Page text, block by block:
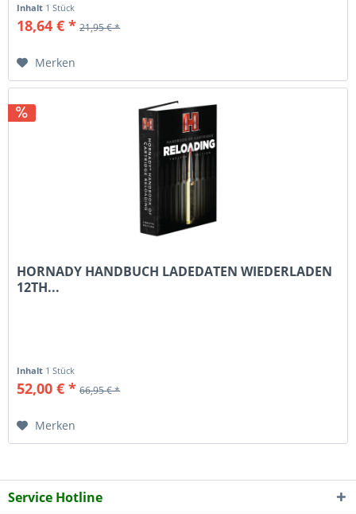
Inhalt 1 Stück
18,64 € * 21,95 € *
Merken
HORNADY HANDBUCH LADEDATEN WIEDERLADEN
12TH...
Inhalt 1 Stück
52,00 € * 66,95 € *
Merken
Service Hotline